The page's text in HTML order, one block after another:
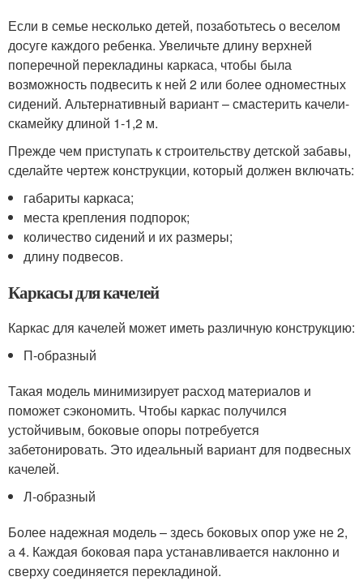
Если в семье несколько детей, позаботьтесь о веселом
досуге каждого ребенка. Увеличьте длину верхней
поперечной перекладины каркаса, чтобы была
возможность подвесить к ней 2 или более одноместных
сидений. Альтернативный вариант – смастерить качели-
скамейку длиной 1-1,2 м.
Прежде чем приступать к строительству детской забавы,
сделайте чертеж конструкции, который должен включать:
габариты каркаса;
места крепления подпорок;
количество сидений и их размеры;
длину подвесов.
Каркасы для качелей
Каркас для качелей может иметь различную конструкцию:
П-образный
Такая модель минимизирует расход материалов и
поможет сэкономить. Чтобы каркас получился
устойчивым, боковые опоры потребуется
забетонировать. Это идеальный вариант для подвесных
качелей.
Л-образный
Более надежная модель – здесь боковых опор уже не 2,
а 4. Каждая боковая пара устанавливается наклонно и
сверху соединяется перекладиной.